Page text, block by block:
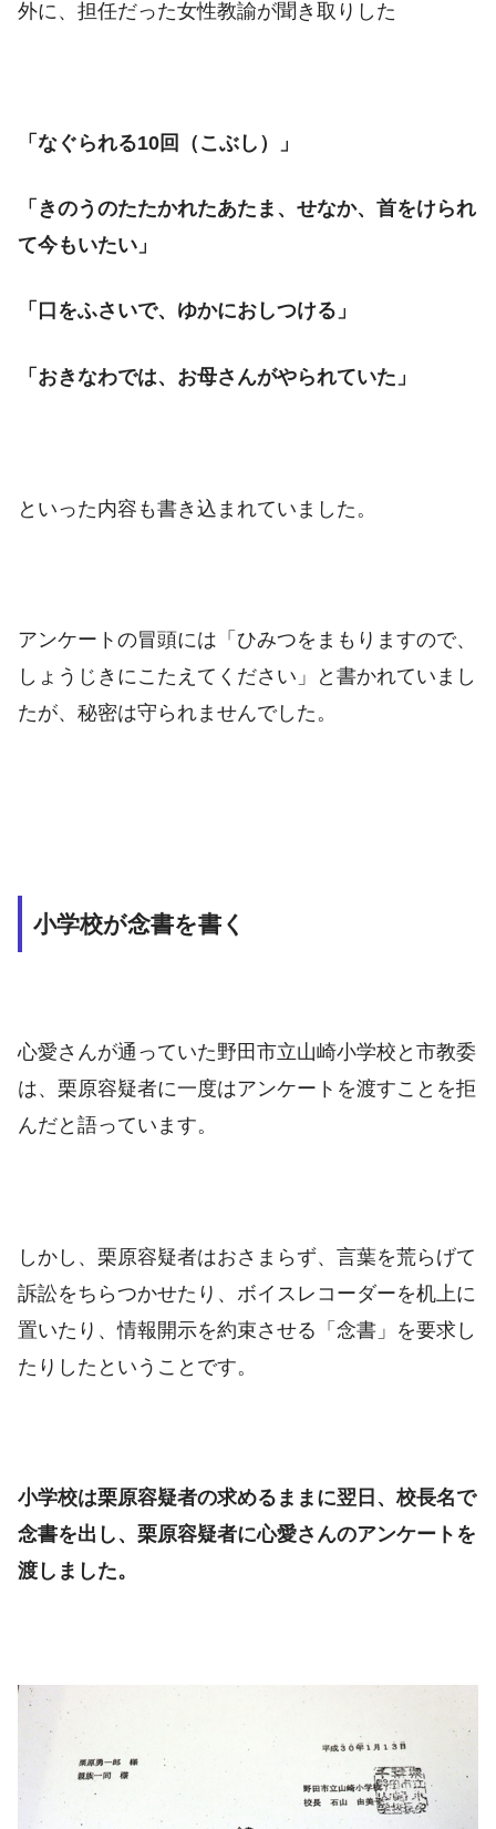
外に、担任だった女性教諭が聞き取りした
「なぐられる10回（こぶし）」
「きのうのたたかれたあたま、せなか、首をけられ
て今もいたい」
「口をふさいで、ゆかにおしつける」
「おきなわでは、お母さんがやられていた」
といった内容も書き込まれていました。
アンケートの冒頭には「ひみつをまもりますので、
しょうじきにこたえてください」と書かれていまし
たが、秘密は守られませんでした。
小学校が念書を書く
心愛さんが通っていた野田市立山崎小学校と市教委
は、栗原容疑者に一度はアンケートを渡すことを拒
んだと語っています。
しかし、栗原容疑者はおさまらず、言葉を荒らげて
訴訟をちらつかせたり、ボイスレコーダーを机上に
置いたり、情報開示を約束させる「念書」を要求し
たりしたということです。
小学校は栗原容疑者の求めるままに翌日、校長名で
念書を出し、栗原容疑者に心愛さんのアンケートを
渡しました。